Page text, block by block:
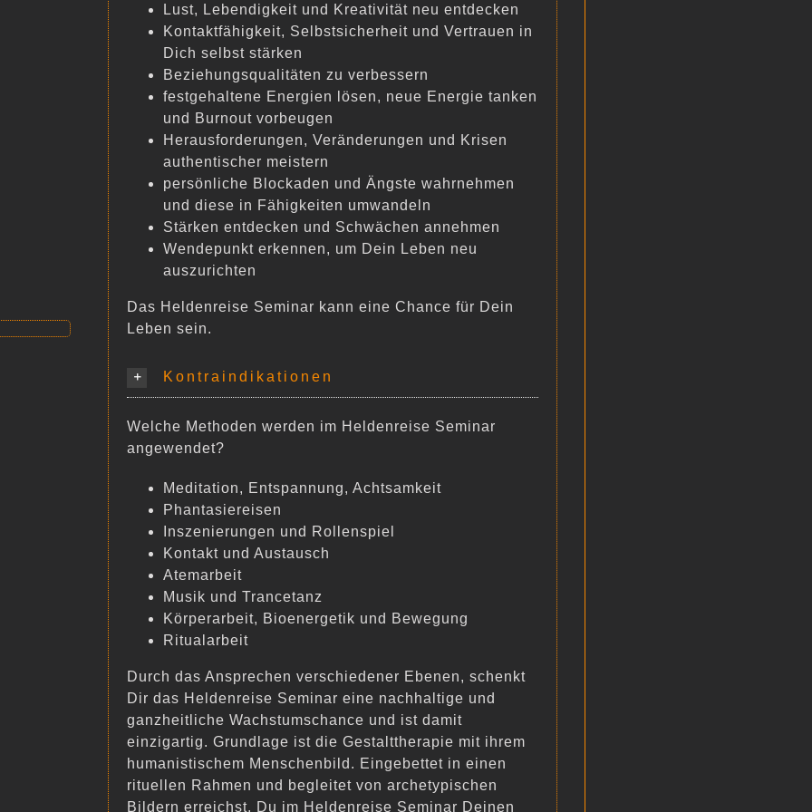
Lust, Lebendigkeit und Kreativität neu entdecken
Kontaktfähigkeit, Selbstsicherheit und Vertrauen in
Dich selbst stärken
Beziehungsqualitäten zu verbessern
festgehaltene Energien lösen, neue Energie tanken
und Burnout vorbeugen
Herausforderungen, Veränderungen und Krisen
authentischer meistern
persönliche Blockaden und Ängste wahrnehmen
und diese in Fähigkeiten umwandeln
Stärken entdecken und Schwächen annehmen
Wendepunkt erkennen, um Dein Leben neu
auszurichten
Das Heldenreise Seminar kann eine Chance für Dein
Leben sein.
Kontraindikationen
Welche Methoden werden im Heldenreise Seminar
angewendet?
Meditation, Entspannung, Achtsamkeit
Phantasiereisen
Inszenierungen und Rollenspiel
Kontakt und Austausch
Atemarbeit
Musik und Trancetanz
Körperarbeit, Bioenergetik und Bewegung
Ritualarbeit
Durch das Ansprechen verschiedener Ebenen, schenkt
Dir das Heldenreise Seminar eine nachhaltige und
ganzheitliche Wachstumschance und ist damit
einzigartig. Grundlage ist die Gestalttherapie mit ihrem
humanistischem Menschenbild. Eingebettet in einen
rituellen Rahmen und begleitet von archetypischen
Bildern erreichst, Du im Heldenreise Seminar Deinen